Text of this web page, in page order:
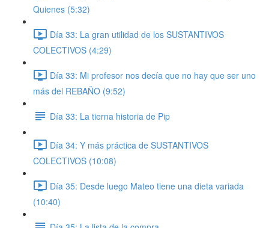
Quienes (5:32)
Día 33: La gran utilidad de los SUSTANTIVOS
COLECTIVOS (4:29)
Día 33: Mi profesor nos decía que no hay que ser uno
más del REBAÑO (9:52)
Día 33: La tierna historia de Pip
Día 34: Y más práctica de SUSTANTIVOS
COLECTIVOS (10:08)
Día 35: Desde luego Mateo tiene una dieta variada
(10:40)